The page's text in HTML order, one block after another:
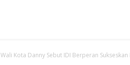
Wali Kota Danny Sebut IDI Berperan